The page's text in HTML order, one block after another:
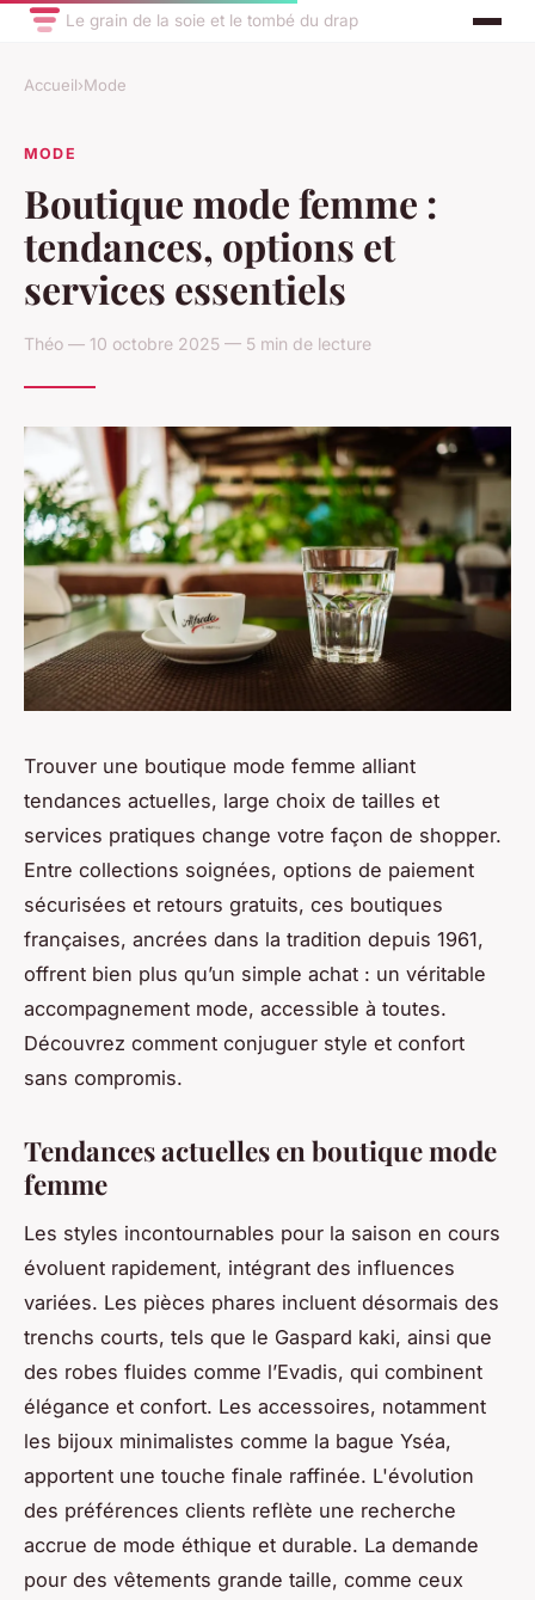
Le grain de la soie et le tombé du drap
Accueil›Mode
MODE
Boutique mode femme :
tendances, options et
services essentiels
Théo — 10 octobre 2025 — 5 min de lecture
Trouver une boutique mode femme alliant
tendances actuelles, large choix de tailles et
services pratiques change votre façon de shopper.
Entre collections soignées, options de paiement
sécurisées et retours gratuits, ces boutiques
françaises, ancrées dans la tradition depuis 1961,
offrent bien plus qu’un simple achat : un véritable
accompagnement mode, accessible à toutes.
Découvrez comment conjuguer style et confort
sans compromis.
Tendances actuelles en boutique mode
femme
Les styles incontournables pour la saison en cours
évoluent rapidement, intégrant des influences
variées. Les pièces phares incluent désormais des
trenchs courts, tels que le Gaspard kaki, ainsi que
des robes fluides comme l’Evadis, qui combinent
élégance et confort. Les accessoires, notamment
les bijoux minimalistes comme la bague Yséa,
apportent une touche finale raffinée. L'évolution
des préférences clients reflète une recherche
accrue de mode éthique et durable. La demande
pour des vêtements grande taille, comme ceux